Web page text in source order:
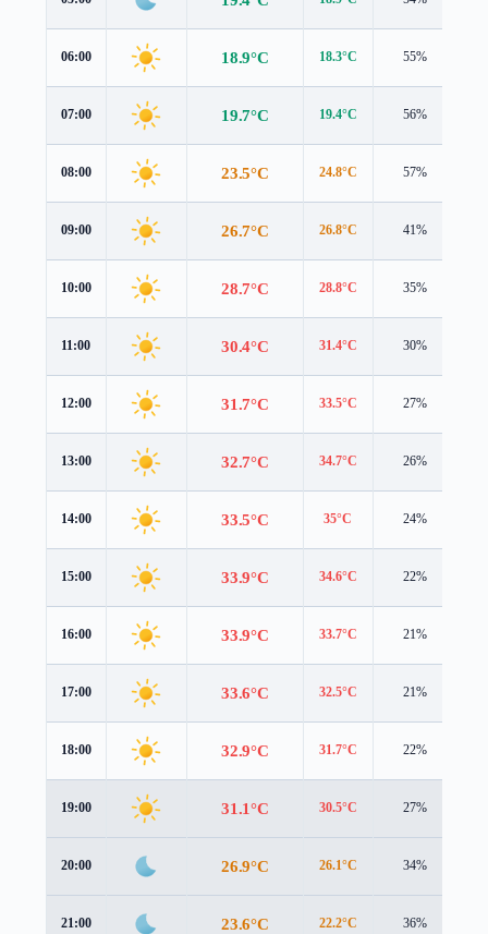
06:00 18.9°C 18.3°C 55%
07:00 19.7°C 19.4°C 56%
08:00 23.5°C 24.8°C 57%
09:00 26.7°C 26.8°C 41%
10:00 28.7°C 28.8°C 35%
11:00 30.4°C 31.4°C 30%
12:00 31.7°C 33.5°C 27%
13:00 32.7°C 34.7°C 26%
14:00 33.5°C 35°C 24%
15:00 33.9°C 34.6°C 22%
16:00 33.9°C 33.7°C 21%
17:00 33.6°C 32.5°C 21%
18:00 32.9°C 31.7°C 22%
19:00 31.1°C 30.5°C 27%
20:00 26.9°C 26.1°C 34%
21:00 23.6°C 22.2°C 36%